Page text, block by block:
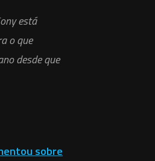
está
o que
desde que
sobre